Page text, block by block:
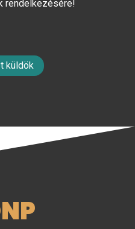
rendelkezésére!
küldök